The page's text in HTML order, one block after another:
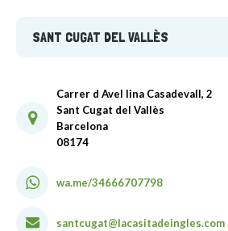
SANT CUGAT DEL VALLÈS
Carrer d Avel lina Casadevall, 2
Sant Cugat del Vallès
Barcelona
08174
wa.me/34666707798
santcugat@lacasitadeingles.com